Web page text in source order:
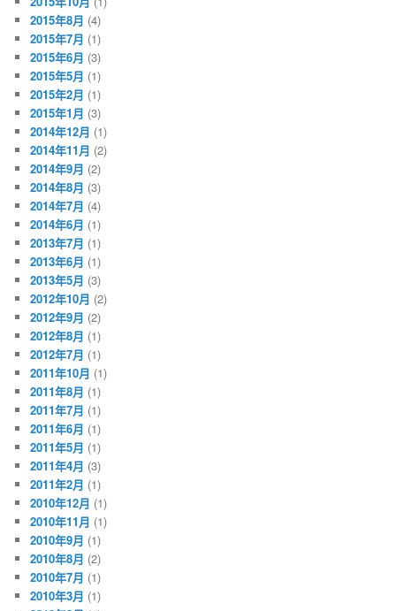
2015年8月 (4)
2015年7月 (1)
2015年6月 (3)
2015年5月 (1)
2015年2月 (1)
2015年1月 (3)
2014年12月 (1)
2014年11月 (2)
2014年9月 (2)
2014年8月 (3)
2014年7月 (4)
2014年6月 (1)
2013年7月 (1)
2013年6月 (1)
2013年5月 (3)
2012年10月 (2)
2012年9月 (2)
2012年8月 (1)
2012年7月 (1)
2011年10月 (1)
2011年8月 (1)
2011年7月 (1)
2011年6月 (1)
2011年5月 (1)
2011年4月 (3)
2011年2月 (1)
2010年12月 (1)
2010年11月 (1)
2010年9月 (1)
2010年8月 (2)
2010年7月 (1)
2010年3月 (1)